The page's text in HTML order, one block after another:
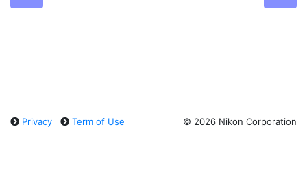
Privacy Term of Use © 2026 Nikon Corporation